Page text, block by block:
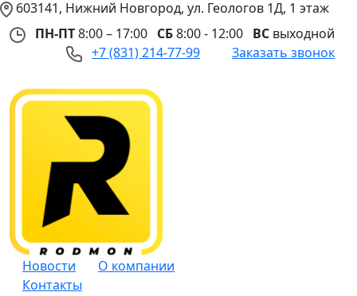
603141, Нижний Новгород, ул. Геологов 1Д, 1 этаж
ПН-ПТ8:00 – 17:00 СБ8:00 - 12:00 ВС выходной
+7 (831) 214-77-99
Заказать звонок
Новости
О компании
Контакты